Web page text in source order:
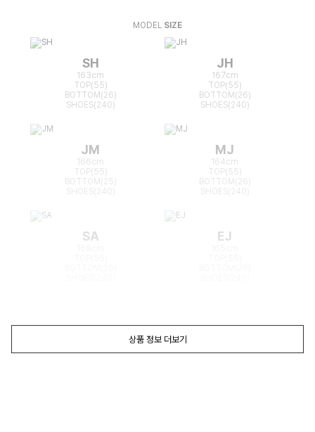
MODEL SIZE
SH
163cm
TOP(55)
BOTTOM(26)
SHOES(240)
JH
167cm
TOP(55)
BOTTOM(26)
SHOES(240)
JM
166cm
TOP(55)
BOTTOM(25)
MJ
164cm
TOP(55)
BOTTOM(26)
SA EJ
상품 정보 더보기